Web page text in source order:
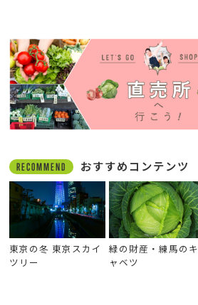
RECOMMEND おすすめコンテンツ
東京の冬 東京スカイ
ツリー
緑の財産・練馬のキ
ャベツ